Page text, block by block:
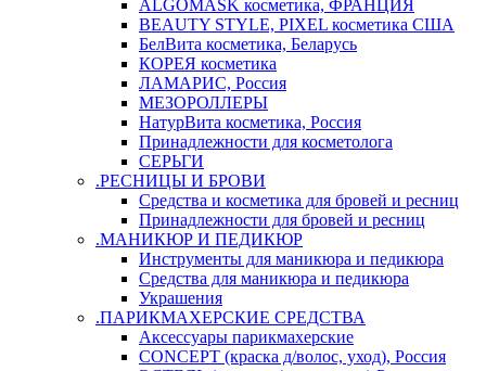
ALGOMASK косметика, ФРАНЦИЯ
BEAUTY STYLE, PIXEL косметика США
БелВита косметика, Беларусь
КОРЕЯ косметика
ЛАМАРИС, Россия
МЕЗОРОЛЛЕРЫ
НатурВита косметика, Россия
Принадлежности для косметолога
СЕРЬГИ
.РЕСНИЦЫ И БРОВИ
Средства и косметика для бровей и ресниц
Принадлежности для бровей и ресниц
.МАНИКЮР И ПЕДИКЮР
Инструменты для маникюра и педикюра
Средства для маникюра и педикюра
Украшения
.ПАРИКМАХЕРСКИЕ СРЕДСТВА
Аксессуары парикмахерские
CONCEPT (краска д/волос, уход), Россия